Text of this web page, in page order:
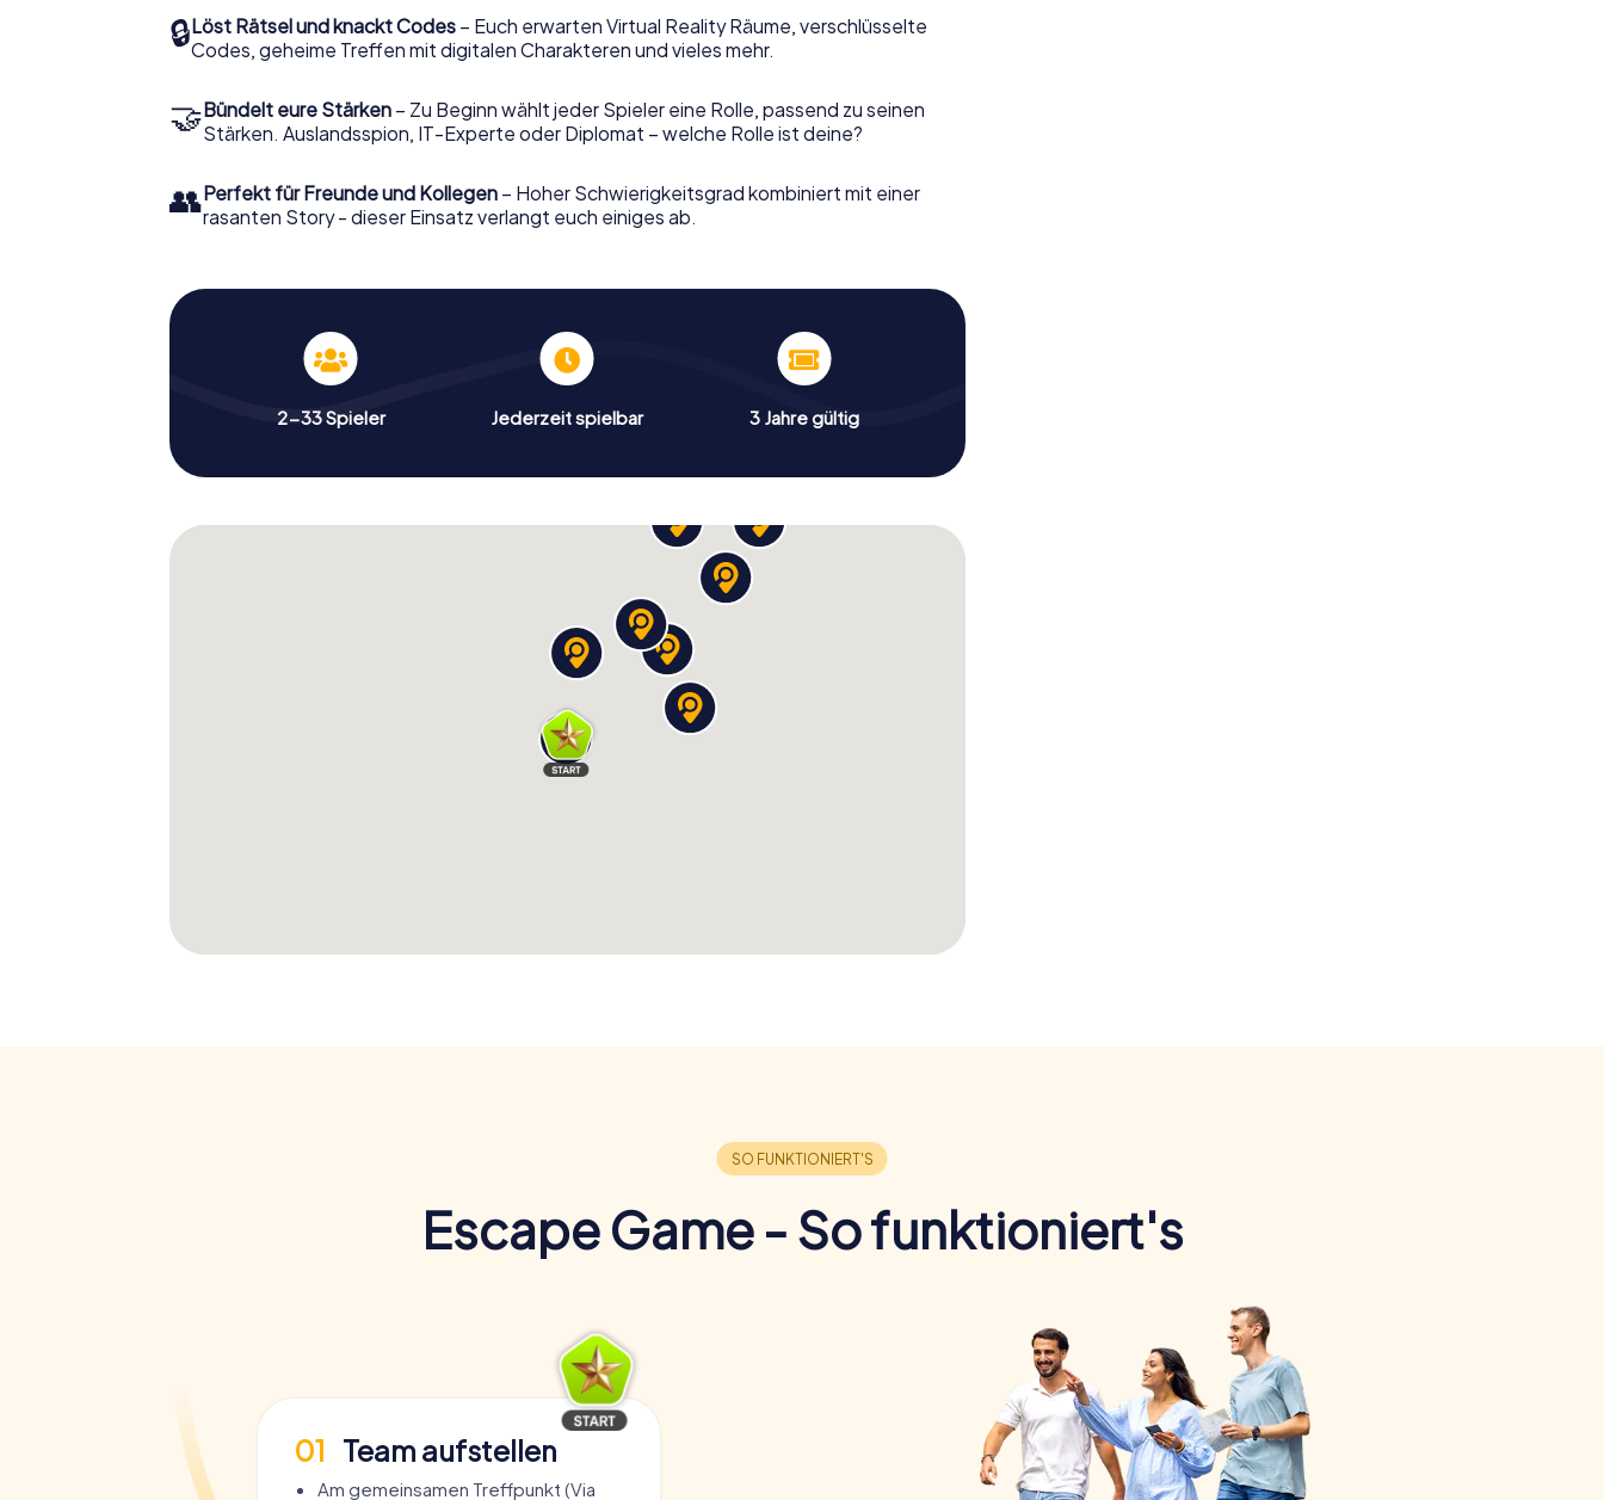
🔒Löst Rätsel und knackt Codes – Euch erwarten Virtual Reality Räume, verschlüsselte
Codes, geheime Treffen mit digitalen Charakteren und vieles mehr.
🤝Bündelt eure Stärken – Zu Beginn wählt jeder Spieler eine Rolle, passend zu seinen
Stärken. Auslandsspion, IT-Experte oder Diplomat – welche Rolle ist deine?
👥Perfekt für Freunde und Kollegen – Hoher Schwierigkeitsgrad kombiniert mit einer
rasanten Story - dieser Einsatz verlangt euch einiges ab.
2-33 Spieler Jederzeit spielbar 3 Jahre gültig
Escape Game - So funktioniert's
01 Team aufstellen
Am gemeinsamen Treffpunkt (Via